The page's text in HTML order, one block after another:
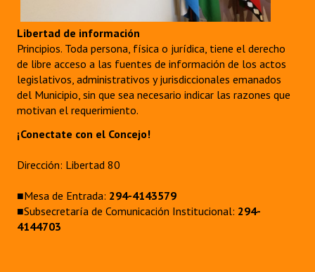
Libertad de información
Principios. Toda persona, física o jurídica, tiene el derecho
de libre acceso a las fuentes de información de los actos
legislativos, administrativos y jurisdiccionales emanados
del Municipio, sin que sea necesario indicar las razones que
motivan el requerimiento.
¡Conectate con el Concejo!
Dirección: Libertad 80
■Mesa de Entrada: 294-4143579
■Subsecretaría de Comunicación Institucional: 294-
4144703